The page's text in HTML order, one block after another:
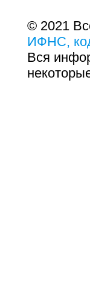
© 2021
ИФНС,
Вся